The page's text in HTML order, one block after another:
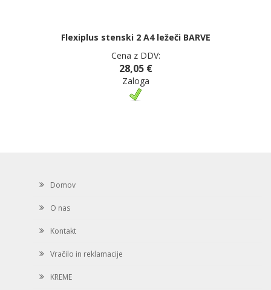
Flexiplus stenski 2 A4 ležeči BARVE
Cena z DDV:
28,05 €
Zaloga
Domov
O nas
Kontakt
Vračilo in reklamacije
KREME